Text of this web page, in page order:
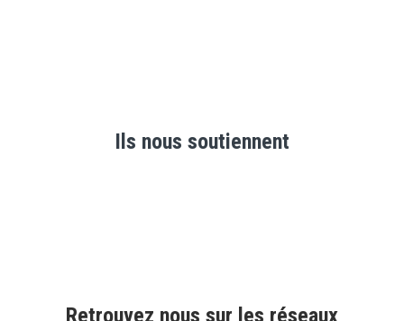
Ils nous soutiennent
Retrouvez nous sur les réseaux